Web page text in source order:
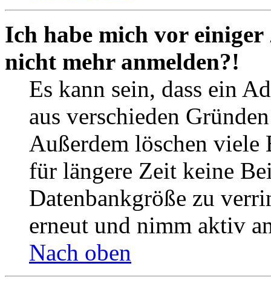
Ich habe mich vor
nicht mehr anmelden?!
Es kann sein, dass ein
aus verschieden
Außerdem löschen viele
für längere Zeit keine
Datenbankgröße zu
erneut und nimm aktiv
Nach oben